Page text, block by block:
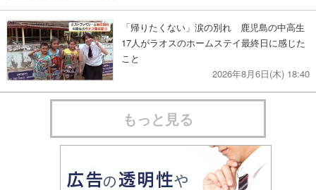
「帰りたくない」涙の別れ 鹿児島の中高生
17人がラオスのホームステイ最終日に感じた
こと
2026年8月6日(木) 18:40
もっと見る